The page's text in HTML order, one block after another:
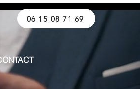
06 15 08 71 69